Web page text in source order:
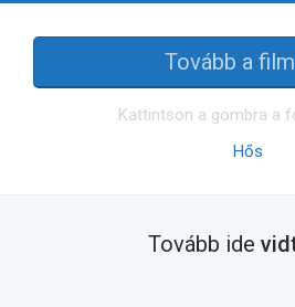
Tovább a
Kattintson a gombra a
Hős
Tovább ide